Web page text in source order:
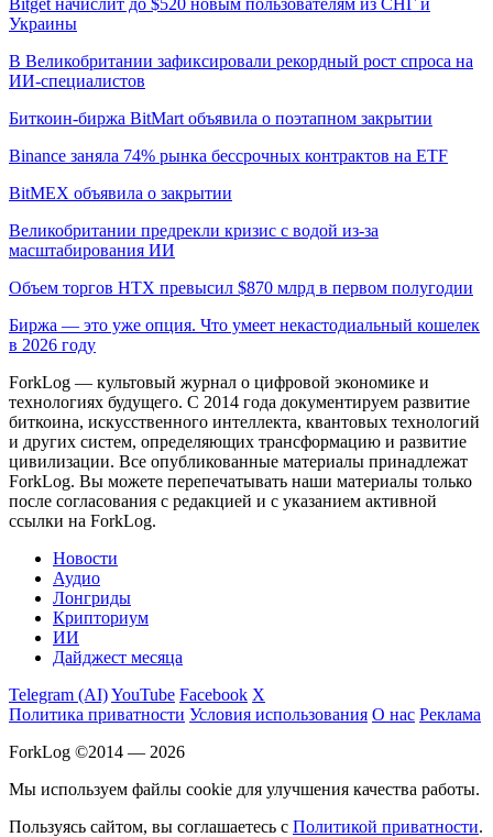
Украины
В Великобритании зафиксировали рекордный рост спроса на
ИИ-специалистов
Биткоин-биржа BitMart объявила о поэтапном закрытии
Binance заняла 74% рынка бессрочных контрактов на ETF
BitMEX объявила о закрытии
Великобритании предрекли кризис с водой из-за
масштабирования ИИ
Объем торгов HTX превысил $870 млрд в первом полугодии
Биржа — это уже опция. Что умеет некастодиальный кошелек
в 2026 году
ForkLog — культовый журнал о цифровой экономике и
технологиях будущего. С 2014 года документируем развитие
биткоина, искусственного интеллекта, квантовых технологий
и других систем, определяющих трансформацию и развитие
цивилизации. Все опубликованные материалы принадлежат
ForkLog. Вы можете перепечатывать наши материалы только
после согласования с редакцией и с указанием активной
ссылки на ForkLog.
Новости
Аудио
Лонгриды
Крипториум
ИИ
Дайджест месяца
Telegram (AI)YouTube Facebook X
Политика приватности Условия использования О нас Реклама
ForkLog ©2014 — 2026
Мы используем файлы cookie для улучшения качества работы.
Пользуясь сайтом, вы соглашаетесь с Политикой приватности.